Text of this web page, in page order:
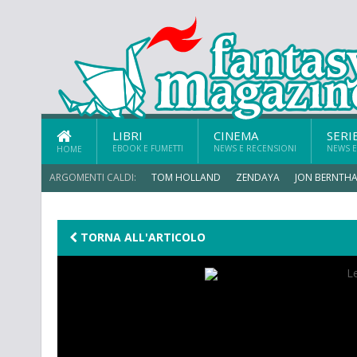
HOME
LIBRI
EBOOK E FUMETTI
CINEMA
NEWS E RECENSIONI NEWS
ARGOMENTI CALDI: TOM HOLLAND ZENDAYA JON
TORNA ALL'ARTICOLO